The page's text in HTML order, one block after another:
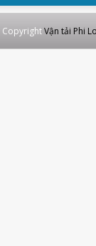
CopyrightVận tải Phi